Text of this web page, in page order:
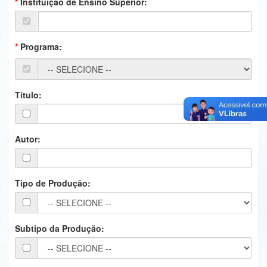
Ministério da Ciência, Tecnologia, Inovações e Comunicações
Ministério do Turismo
Controladoria-Geral da União
Secretaria-Geral
Secretaria de Governo
Gabinete de Segurança Institucional
Advocacia-Geral da União
Banco Central do Brasil
Programa:
Título:
Autor:
Tipo de Produção:
Subtipo da Produção: